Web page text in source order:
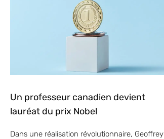
Un professeur canadien devient
lauréat du prix Nobel
Dans une réalisation révolutionnaire, Geoffrey